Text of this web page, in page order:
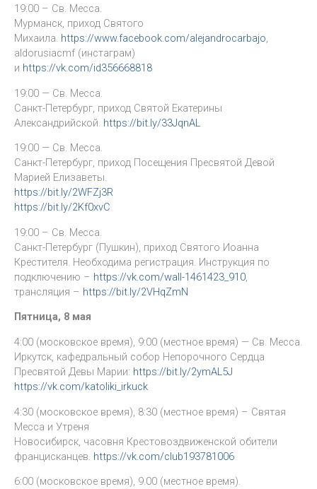
19:00 – Св. Месса.
Мурманск, приход Святого
Михаила. https://www.facebook.com/alejandrocarbajo,
aldorusiacmf (инстаграм)
и https://vk.com/id356668818
19:00 — Св. Месса.
Санкт-Петербург, приход Святой Екатерины
Александрийской. https://bit.ly/33JqnAL
19:00 — Св. Месса.
Санкт-Петербург, приход Посещения Пресвятой Девой
Марией Елизаветы.
https://bit.ly/2WFZj3R
https://bit.ly/2Kf0xvC
19:00 – Св. Месса.
Санкт-Петербург (Пушкин), приход Святого Иоанна
Крестителя. Необходима регистрация. Инструкция по
подключению – https://vk.com/wall-1461423_910,
трансляция – https://bit.ly/2VHqZmN
Пятница, 8 мая
4:00 (московское время), 9:00 (местное время) — Св. Месса.
Иркутск, кафедральный собор Непорочного Сердца
Пресвятой Девы Марии: https://bit.ly/2ymAL5J
https://vk.com/katoliki_irkuck
4:30 (московское время), 8:30 (местное время) – Святая
Месса и Утреня
Новосибирск, часовня Крестовоздвиженской обители
францисканцев. https://vk.com/club193781006
6:00 (московское время), 9.00 (местное время).